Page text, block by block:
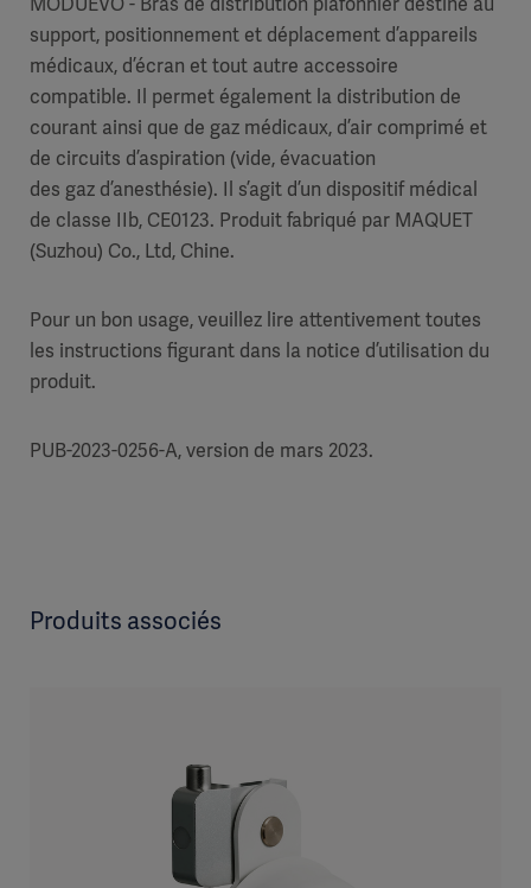
support, positionnement et déplacement d’appareils
médicaux, d’écran et tout autre accessoire
compatible. Il permet également la distribution de
courant ainsi que de gaz médicaux, d’air comprimé et
de circuits d’aspiration (vide, évacuation
des gaz d’anesthésie). Il s’agit d’un dispositif médical
de classe IIb, CE0123. Produit fabriqué par MAQUET
(Suzhou) Co., Ltd, Chine.
Pour un bon usage, veuillez lire attentivement toutes
les instructions figurant dans la notice d’utilisation du
produit.
PUB-2023-0256-A, version de mars 2023.
Produits associés